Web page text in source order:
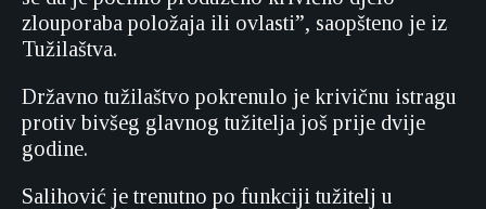
zlouporaba položaja ili ovlasti”, saopšteno je iz
Tužilaštva.
Državno tužilaštvo pokrenulo je krivičnu istragu
protiv bivšeg glavnog tužitelja još prije dvije
godine.
Salihović je trenutno po funkciji tužitelj u